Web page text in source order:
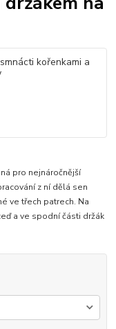
pro nejnáročnější
z ní dělá sen
ve třech patrech. Na
a ve spodní části držák